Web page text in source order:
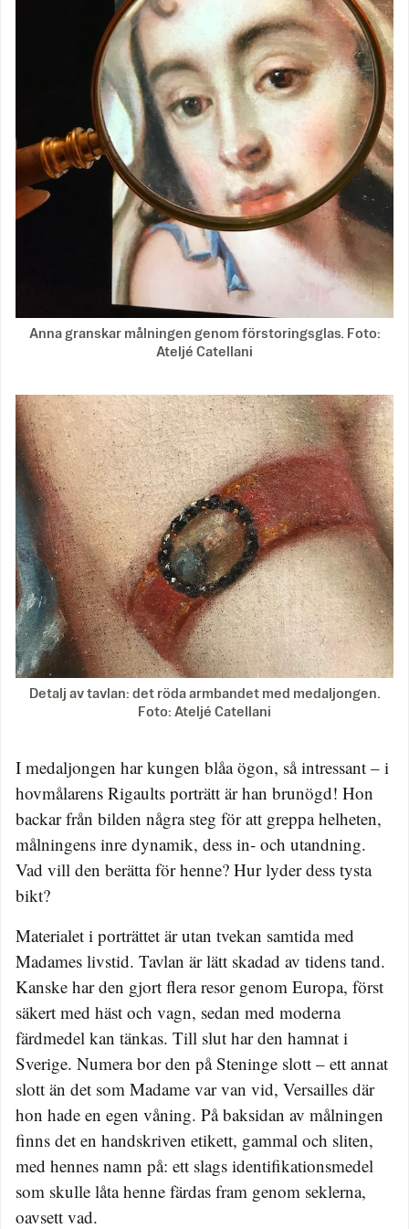
Anna granskar målningen genom förstoringsglas. Foto:
Ateljé Catellani
Detalj av tavlan: det röda armbandet med medaljongen.
Foto: Ateljé Catellani
I medaljongen har kungen blåa ögon, så intressant – i
hovmålarens Rigaults porträtt är han brunögd! Hon
backar från bilden några steg för att greppa helheten,
målningens inre dynamik, dess in- och utandning.
Vad vill den berätta för henne? Hur lyder dess tysta
bikt?
Materialet i porträttet är utan tvekan samtida med
Madames livstid. Tavlan är lätt skadad av tidens tand.
Kanske har den gjort flera resor genom Europa, först
säkert med häst och vagn, sedan med moderna
färdmedel kan tänkas. Till slut har den hamnat i
Sverige. Numera bor den på Steninge slott – ett annat
slott än det som Madame var van vid, Versailles där
hon hade en egen våning. På baksidan av målningen
finns det en handskriven etikett, gammal och sliten,
med hennes namn på: ett slags identifikationsmedel
som skulle låta henne färdas fram genom seklerna,
oavsett vad.